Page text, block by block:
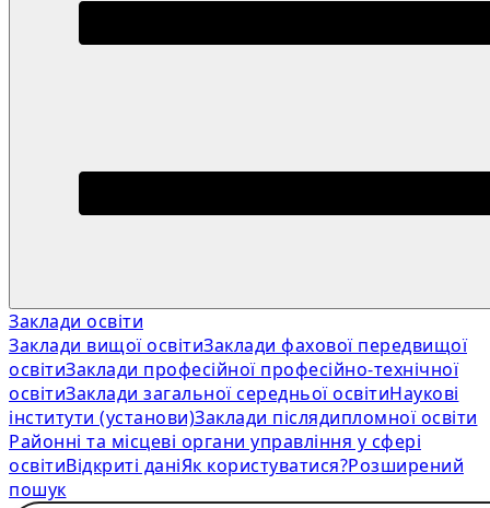
Заклади освіти
Заклади вищої освітиЗаклади фахової передвищої
освітиЗаклади професійної професійно-технічної
освітиЗаклади загальної середньої освітиНаукові
інститути (установи)Заклади післядипломної освіти
Районні та місцеві органи управління у сфері
освітиВідкриті даніЯк користуватися?Розширений
пошук